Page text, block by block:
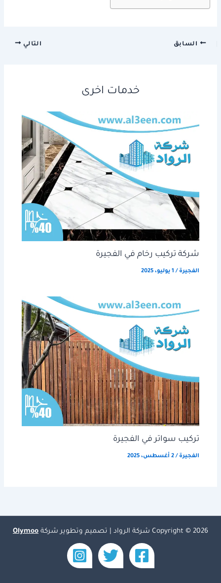
السابق التالي
خدمات اخرى
شركة تركيب رخام في الفجيرة
الفجيرة / 1 يوليو، 2025
تركيب سواتر في الفجيرة
الفجيرة /2 أغسطس، 2025
Copyright © 2026 شركة الرواد | تصميم وتطوير شركة Olymoo